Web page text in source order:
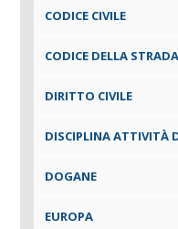
CODICE CIVILE
CODICE DELLA STRADA
DIRITTO CIVILE
DISCIPLINA ATTIVITÀ
DOGANE
EUROPA